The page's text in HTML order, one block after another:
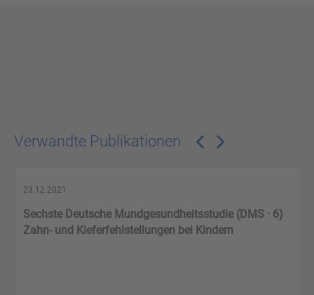
Verwandte Publikationen
23.12.2021
Sechste Deutsche Mundgesundheitsstudie (DMS · 6)
Zahn- und Kieferfehlstellungen bei Kindern